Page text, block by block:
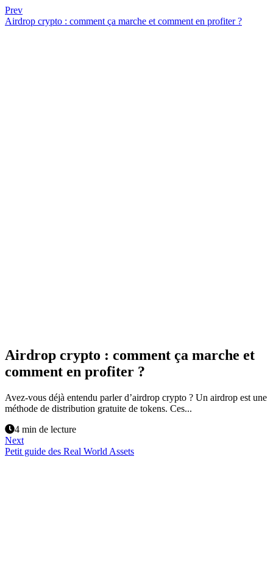
Prev
Airdrop crypto : comment ça marche et comment en profiter ?
Airdrop crypto : comment ça marche et
comment en profiter ?
Avez-vous déjà entendu parler d’airdrop crypto ? Un airdrop est une
méthode de distribution gratuite de tokens. Ces...
4 min de lecture
Next
Petit guide des Real World Assets